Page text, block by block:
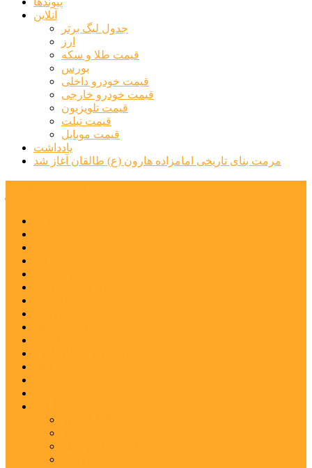
آنلاین
جدول لیگ برتر
ارز
قیمت طلا و سکه
بورس
قیمت خودرو داخلی
قیمت خودرو خارجی
قیمت تلویزیون
قیمت تبلت
قیمت موبایل
یادداشت
مرمت بنای تاریخی امامزاده هارون (ع) طالقان آغاز شد